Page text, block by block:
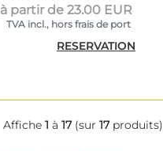
à partir de 23.00 EUR
TVA incl., hors frais de port
RESERVATION
Affiche 1 à 17(sur 17produits)